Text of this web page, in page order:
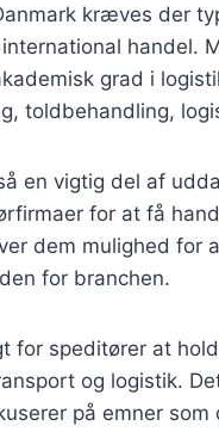
kræves der
handel.
grad i
toldbehandling,
en vigtig del af
for at få
dem mulighed for
for branchen.
for speditører at
og logistik.
på emner